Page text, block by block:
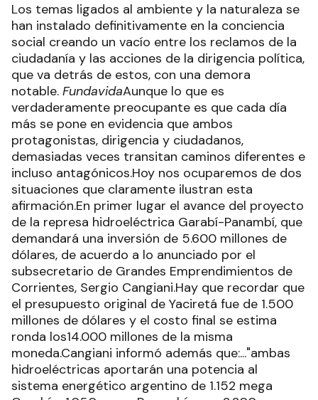
Los temas ligados al ambiente y la naturaleza se
han instalado definitivamente en la conciencia
social creando un vacío entre los reclamos de la
ciudadanía y las acciones de la dirigencia política,
que va detrás de estos, con una demora
notable. FundavidaAunque lo que es
verdaderamente preocupante es que cada día
más se pone en evidencia que ambos
protagonistas, dirigencia y ciudadanos,
demasiadas veces transitan caminos diferentes e
incluso antagónicos.Hoy nos ocuparemos de dos
situaciones que claramente ilustran esta
afirmación.En primer lugar el avance del proyecto
de la represa hidroeléctrica Garabí-Panambí, que
demandará una inversión de 5.600 millones de
dólares, de acuerdo a lo anunciado por el
subsecretario de Grandes Emprendimientos de
Corrientes, Sergio Cangiani.Hay que recordar que
el presupuesto original de Yaciretá fue de 1.500
millones de dólares y el costo final se estima
ronda los14.000 millones de la misma
moneda.Cangiani informó además que:..."ambas
hidroeléctricas aportarán una potencia al
sistema energético argentino de 1.152 mega